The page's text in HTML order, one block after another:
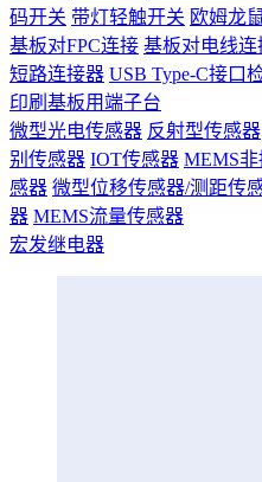
码开关 带灯轻触开关 欧姆龙
基板对FPC连接 基板对电线连
短路连接器 USB Type-C接口
印刷基板用端子台
微型光电传感器 反射型传感器
别传感器 IOT传感器 MEMS
感器 微型位移传感器/测距传
器 MEMS流量传感器
宏发继电器